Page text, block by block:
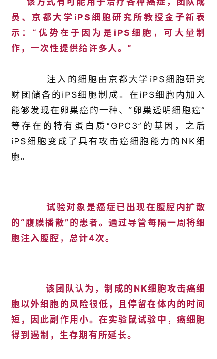
首
业
资
医
学
员、京都大学iPS细胞研究所教授金子新表
示：“优势在于因为是iPS细胞，可大量制
作，一次性提供给许多人。”
注入的细胞由京都大学iPS细胞研究
财团储备的iPS细胞制成。在iPS细胞内加入
能够发现在卵巢癌的一种、“卵巢透明细胞癌”
等存在的特有蛋白质“GPC3”的基因，之后
iPS细胞变成了具有攻击癌细胞能力的NK细
胞。
试验对象是癌症已出现在腹腔内扩散
的“腹膜播散”的患者。通过导管每隔一周将细
胞注入腹腔，总计4次。
该团队认为，制成的NK细胞攻击癌细
胞以外细胞的风险很低，且停留在体内的时间
短，因此副作用小。在实验鼠试验中，癌细胞
得到遏制，生存期有所延长。